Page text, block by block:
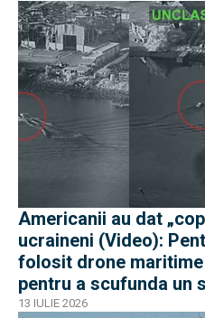
Americanii au dat
ucraineni (Video):
folosit drone
pentru a scufunda un
iraniene
13 IULIE 2026